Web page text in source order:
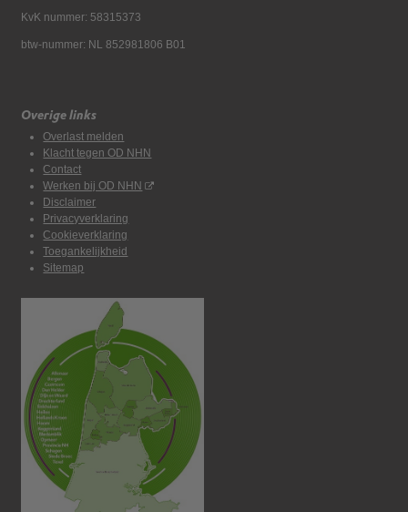
KvK nummer: 58315373
btw-nummer: NL 852981806 B01
Overige links
Overlast melden
Klacht tegen OD NHN
Contact
Werken bij OD NHN
Disclaimer
Privacyverklaring
Cookieverklaring
Toegankelijkheid
Sitemap